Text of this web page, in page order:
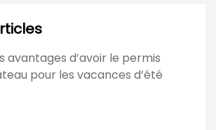
avantages d’avoir le permis
pour les vacances d’été